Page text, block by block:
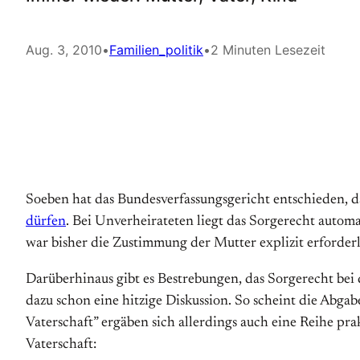
Aug. 3, 2010•Familien_politik•2 Minuten Lesezeit
Soeben hat das Bundesverfassungsgericht
dürfen. Bei Unverheirateten liegt das Sorgerecht
war bisher die Zustimmung der Mutter explizit
Darüberhinaus gibt es Bestrebungen, das Sorgerecht
dazu schon eine hitzige Diskussion. So scheint die
Vaterschaft” ergäben sich allerdings auch eine Reihe
Vaterschaft: